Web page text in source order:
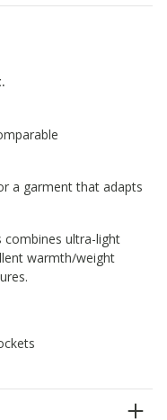
a garment that adapts
combines ultra-light
warmth/weight